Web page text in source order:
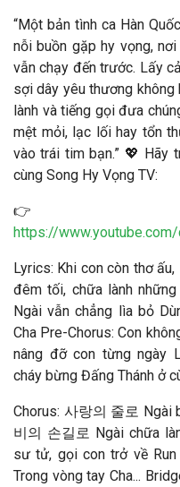
“Một bản tình ca Hàn
nỗi buồn gặp hy vọng,
vẫn chạy đến trước. Lấy
sợi dây yêu thương
lành và tiếng gọi đưa
mệt mỏi, lạc lối hay tổn
vào trái tim bạn.” 💖 Hãy
cùng Song Hy Vọng TV:
👉
https://
Lyrics: Khi con còn thơ
đêm tối, chữa lành
Ngài vẫn chẳng lìa bỏ
Cha Pre-Chorus: Con
nâng đỡ con từng ngày
cháy bừng Đấng Thánh ở
Chorus: 사랑의 줄로 Ngài
비의 손길로 Ngài chữa
sư tử, gọi con trở về Run
Trong vòng tay Cha...